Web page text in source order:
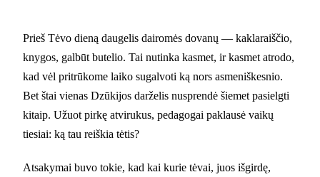
Prieš Tėvo dieną daugelis dairomės dovanų — kaklaraiščio,
knygos, galbūt butelio. Tai nutinka kasmet, ir kasmet atrodo,
kad vėl pritrūkome laiko sugalvoti ką nors asmeniškesnio.
Bet štai vienas Dzūkijos darželis nusprendė šiemet pasielgti
kitaip. Užuot pirkę atvirukus, pedagogai paklausė vaikų
tiesiai: ką tau reiškia tėtis?
Atsakymai buvo tokie, kad kai kurie tėvai, juos išgirdę,